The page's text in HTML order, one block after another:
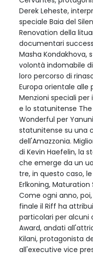
Derek Leheste,
speciale Baia del
Renovation della
documentari
Masha Kondakhova,
volontà indomabile
loro percorso di
Europa orientale alle
Menzioni speciali
e lo statunitense
Wonderful per
statunitense su una
dell'Amazzonia.
di Kevin Haefelin, la
che emerge da un
tre, in questo caso,
Erlkoning, Maturation
Come ogni anno,
finale il Riff ha
particolari per alcuni
Award, andati
Kilani, protagonista
all'executive vice